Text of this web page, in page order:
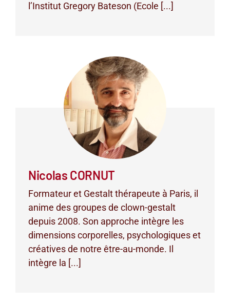
l’Institut Gregory Bateson (Ecole [...]
Nicolas CORNUT
Formateur et Gestalt thérapeute à Paris, il
anime des groupes de clown-gestalt
depuis 2008. Son approche intègre les
dimensions corporelles, psychologiques et
créatives de notre être-au-monde. Il
intègre la [...]